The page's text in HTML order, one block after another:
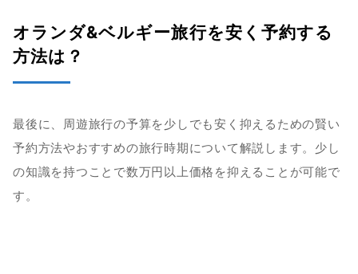
オランダ&ベルギー旅行を安く予約する
方法は？
最後に、周遊旅行の予算を少しでも安く抑えるための賢い
予約方法やおすすめの旅行時期について解説します。少し
の知識を持つことで数万円以上価格を抑えることが可能で
す。